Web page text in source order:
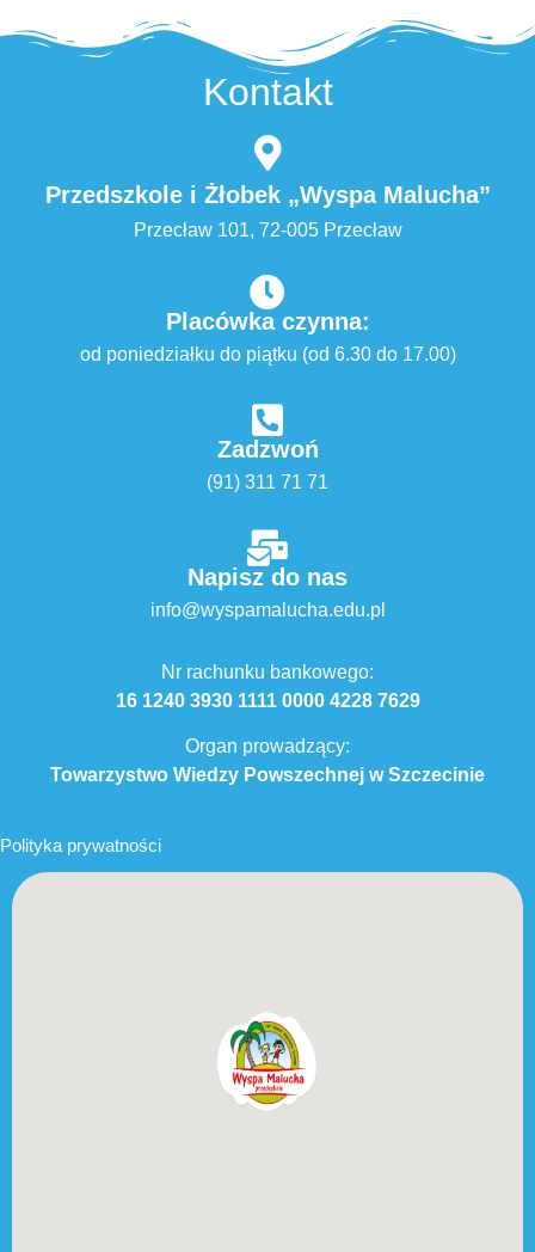
Kontakt
Przedszkole i Żłobek „Wyspa Malucha”
Przecław 101, 72-005 Przecław
Placówka czynna:
od poniedziałku do piątku (od 6.30 do 17.00)
Zadzwoń
(91) 311 71 71
Napisz do nas
info@wyspamalucha.edu.pl
Nr rachunku bankowego:
16 1240 3930 1111 0000 4228 7629
Organ prowadzący:
Towarzystwo Wiedzy Powszechnej w Szczecinie
Polityka prywatności